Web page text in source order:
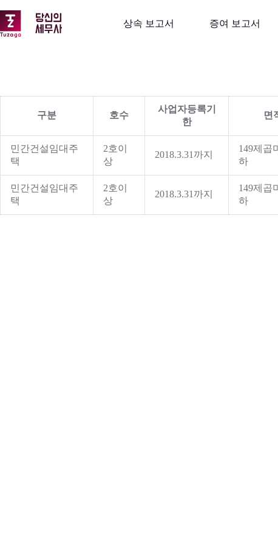
문
으
기
상속 보고서 증여 보고서
구분 호수
사업자등록기
한
면
민간건설임대주
택
2호이
상
2018.3.31까지
149제곱
하
민간건설임대주
택
2호이
상
2018.3.31까지
149제곱
하